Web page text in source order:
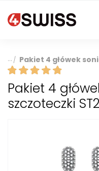
4swiss.pl
/ Pakiet 4 główek
Pakiet 4
szczoteczki